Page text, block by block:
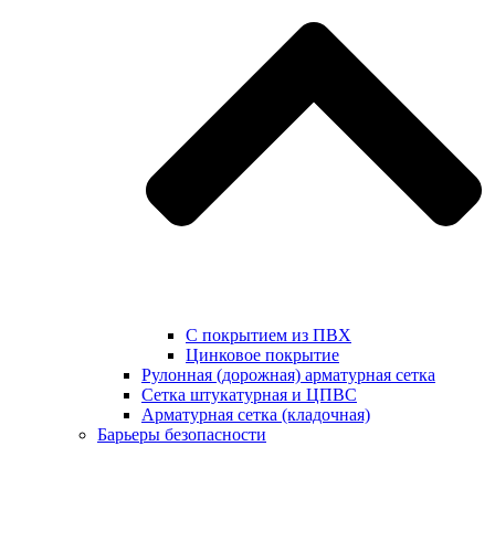
С покрытием из ПВХ
Цинковое покрытие
Рулонная (дорожная) арматурная сетка
Сетка штукатурная и ЦПВС
Арматурная сетка (кладочная)
Барьеры безопасности